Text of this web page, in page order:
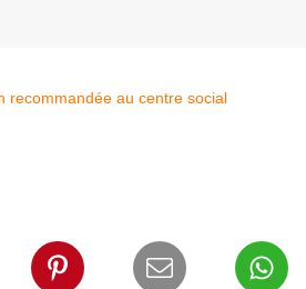
recommandée au centre social